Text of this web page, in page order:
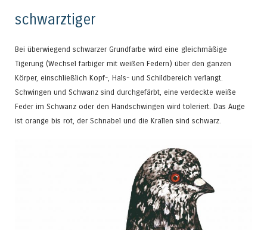
schwarztiger
Bei überwiegend schwarzer Grundfarbe wird eine gleichmäßige
Tigerung (Wechsel farbiger mit weißen Federn) über den ganzen
Körper, einschließlich Kopf-, Hals- und Schildbereich verlangt.
Schwingen und Schwanz sind durchgefärbt, eine verdeckte weiße
Feder im Schwanz oder den Handschwingen wird toleriert. Das Auge
ist orange bis rot, der Schnabel und die Krallen sind schwarz.